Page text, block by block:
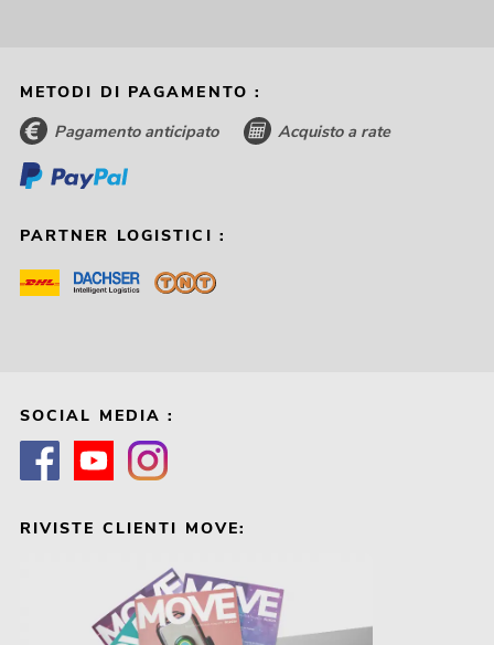
METODI DI PAGAMENTO :
Pagamento anticipato Acquisto a rate
PARTNER LOGISTICI :
SOCIAL MEDIA :
RIVISTE CLIENTI MOVE: